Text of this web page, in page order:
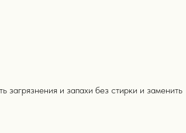
загрязнения и запахи без стирки и заменить